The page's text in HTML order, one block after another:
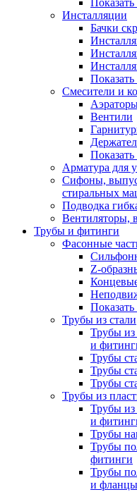
Показать
Инсталляции
Бачки
Показать
Смесители и
Вентили
Показать
Арматура для
Сифоны,
стиральных
Подводка
Вентиляторы,
Трубы и фитинги
Фасонные
Z-
Показать
Трубы из стали
Трубы из
и
Трубы
Трубы
Трубы
Трубы из
Трубы из
и
Трубы
Трубы
фитинги
Трубы
и фланцы